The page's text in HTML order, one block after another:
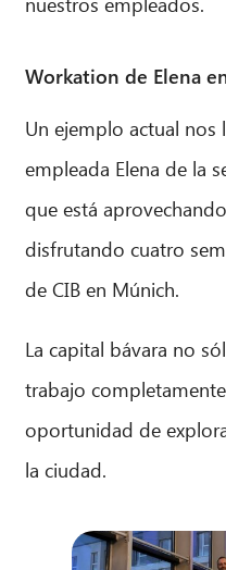
Workation de Elena
Un ejemplo actual
empleada Elena de la
que está
disfrutando cuatro
de CIB en Múnich.
La capital bávara no
trabajo
oportunidad de
la ciudad.